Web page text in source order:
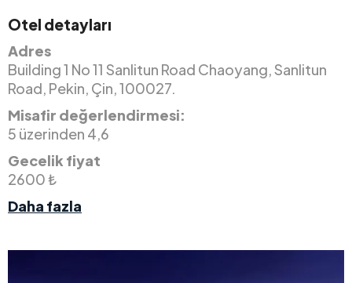
Otel detayları
Adres
Building 1 No 11 Sanlitun Road Chaoyang, Sanlitun
Road, Pekin, Çin, 100027.
Misafir değerlendirmesi:
5 üzerinden 4,6
Gecelik fiyat
2600 ₺
Daha fazla